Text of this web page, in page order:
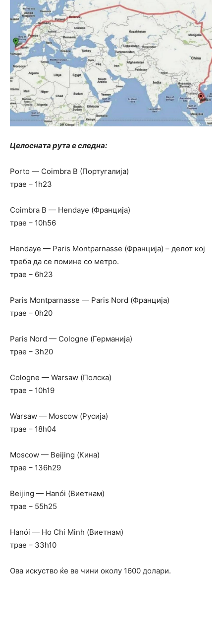
Целосната рута е следна:
Porto — Coimbra B (Португалија)
трае – 1h23
Coimbra B — Hendaye (Франција)
трае – 10h56
Hendaye — Paris Montparnasse (Франција) – делот кој
треба да се помине со метро.
трае – 6h23
Paris Montparnasse — Paris Nord (Франција)
трае – 0h20
Paris Nord — Colоgne (Германија)
трае – 3h20
Cologne — Warsaw (Полска)
трае – 10h19
Warsaw — Moscow (Русија)
трае – 18h04
Moscow — Beijing (Кина)
трае – 136h29
Beijing — Hanói (Виетнам)
трае – 55h25
Hanói — Ho Chi Minh (Виетнам)
трае – 33h10
Ова искуство ќе ве чини околу 1600 долари.